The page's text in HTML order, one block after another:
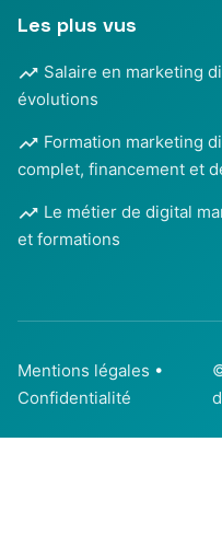
Les plus vus
Salaire en marketing
évolutions
Formation marketing
complet, financement et
Le métier de digital
et formations
Mentions légales •
Confidentialité